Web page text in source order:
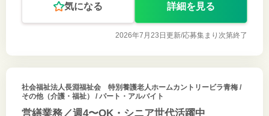
気になる 詳細を見る
2026年7月23日更新/応募集まり次第終了
社会福祉法人長淵福祉会 特別養護老人ホームカントリービラ青梅/
その他（介護・福祉） / パート・アルバイト
営繕業務／週4〜OK・シニア世代活躍中